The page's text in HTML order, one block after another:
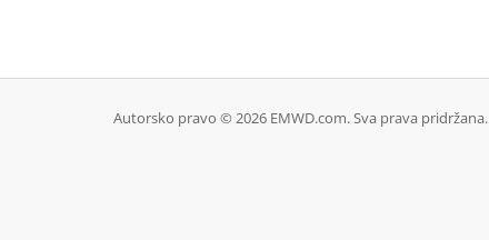
Autorsko pravo © 2026 EMWD.com. Sva prava pridržana.